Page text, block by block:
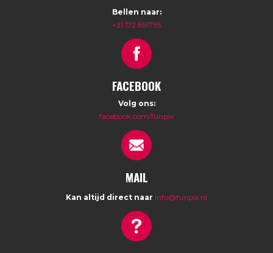
Bellen naar:
+31 172 851795
FACEBOOK
Volg ons:
facebook.com/funpix
MAIL
Kan altijd direct naar info@funpix.nl